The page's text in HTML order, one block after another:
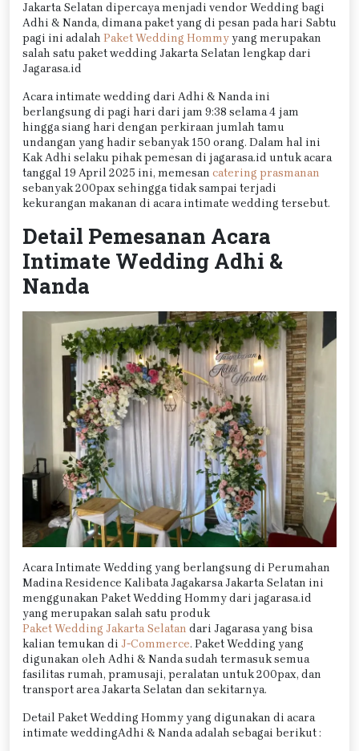
Jakarta Selatan dipercaya menjadi vendor Wedding bagi
Adhi & Nanda, dimana paket yang di pesan pada hari Sabtu
pagi ini adalah Paket Wedding Hommyyang merupakan
salah satu paket wedding Jakarta Selatan lengkap dari
Jagarasa.id
Acara intimate wedding dari Adhi & Nanda ini
berlangsung di pagi hari dari jam 9:38 selama 4 jam
hingga siang hari dengan perkiraan jumlah tamu
undangan yang hadir sebanyak 150 orang. Dalam hal ini
Kak Adhi selaku pihak pemesan di jagarasa.id untuk acara
tanggal 19 April 2025 ini, memesan catering prasmanan
sebanyak 200pax sehingga tidak sampai terjadi
kekurangan makanan di acara intimate wedding tersebut.
Detail Pemesanan Acara
Intimate Wedding Adhi &
Nanda
Acara Intimate Wedding yang berlangsung di Perumahan
Madina Residence Kalibata Jagakarsa Jakarta Selatan ini
menggunakan Paket Wedding Hommy dari jagarasa.id
yang merupakan salah satu produk
Paket Wedding Jakarta Selatan dari Jagarasa yang bisa
kalian temukan di J-Commerce. Paket Wedding yang
digunakan oleh Adhi & Nanda sudah termasuk semua
fasilitas rumah, pramusaji, peralatan untuk 200pax, dan
transport area Jakarta Selatan dan sekitarnya.
Detail Paket Wedding Hommy yang digunakan di acara
intimate weddingAdhi & Nanda adalah sebagai berikut :